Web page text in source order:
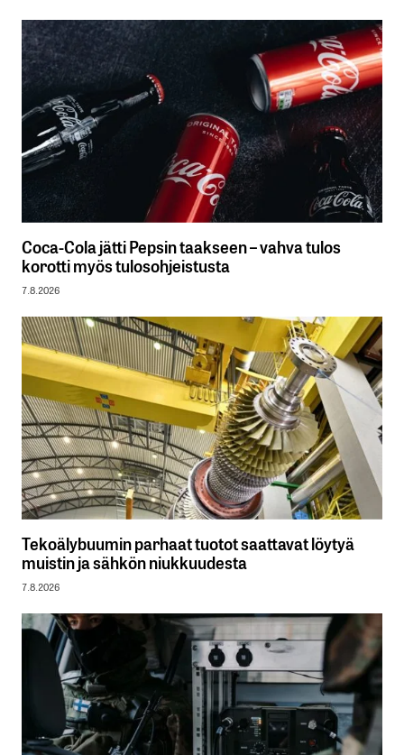
Coca-Cola jätti Pepsin taakseen – vahva tulos
korotti myös tulosohjeistusta
7.8.2026
Tekoälybuumin parhaat tuotot saattavat löytyä
muistin ja sähkön niukkuudesta
7.8.2026